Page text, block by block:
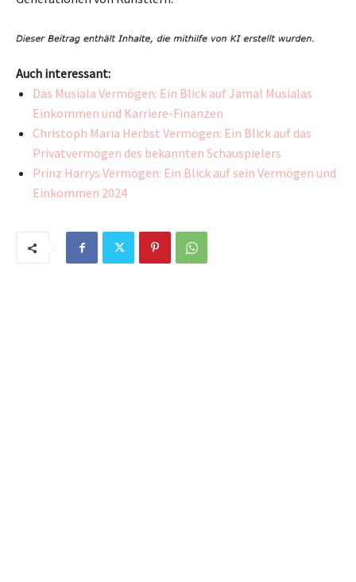
Auch interessant:
Das Musiala Vermögen: Ein Blick auf Jamal Musialas
Einkommen und Karriere-Finanzen
Christoph Maria Herbst Vermögen: Ein Blick auf das
Privatvermögen des bekannten Schauspielers
Prinz Harrys Vermögen: Ein Blick auf sein Vermögen und
Einkommen 2024